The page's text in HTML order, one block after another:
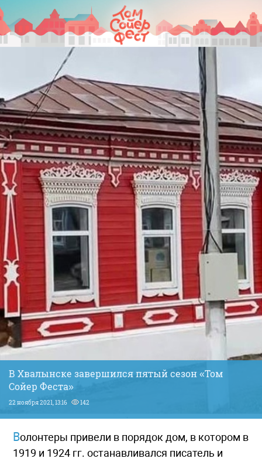
В Хвалынске завершился пятый сезон «Том
Сойер Феста»
22 ноября 2021, 13:16 142
Волонтеры привели в порядок дом, в котором в
1919 и 1924 гг. останавливался писатель и